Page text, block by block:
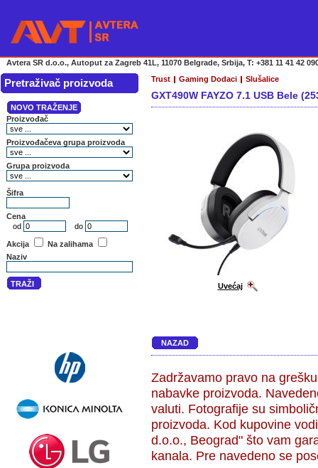
Avtera SR d.o.o., Autoput za Zagreb 41L, 11070 Belgrade, Srbija, T: +381 11 41 42
Pretraživač proizvoda Trust Gaming Dodaci Slušalice
GXT490W FAYZO 7.1 USB Bele
Uvećaj
NAZAD
Zadržavamo pravo na
nabavke proizvoda.
valuti. Fotografije su
proizvoda. Kod kupovine
d.o.o., Beograd" što vam
kanala. Pre navedeno se